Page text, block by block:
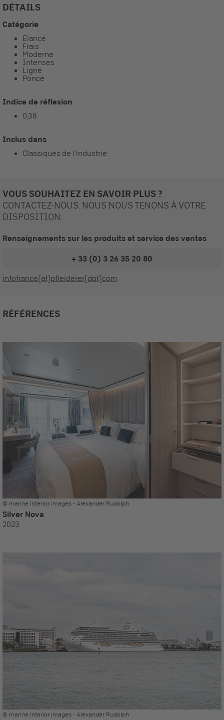
DÉTAILS
Catégorie
Élancé
Frais
Moderne
Intenses
Ligné
Poncé
Indice de réflexion
0,38
Inclus dans
Classiques de l'industrie
VOUS SOUHAITEZ EN SAVOIR PLUS ?
CONTACTEZ-NOUS. NOUS NOUS TENONS À VOTRE
DISPOSITION.
Renseignements sur les produits et service des ventes
+ 33 (0) 3 26 35 20 80
infofrance[at]pfleiderer[dot]com
RÉFÉRENCES
© marine interior images - Alexander Rudolph
Silver Nova
2023
© marine interior images - Alexander Rudolph